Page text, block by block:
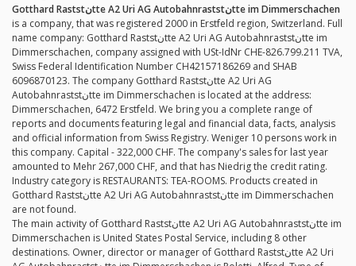
Gotthard Raststنtte A2 Uri AG Autobahnraststنtte im Dimmerschachen
is a company, that was registered 2000 in Erstfeld region, Switzerland. Full
name company: Gotthard Raststنtte A2 Uri AG Autobahnraststنtte im
Dimmerschachen, company assigned with USt-IdNr CHE-826.799.211 TVA,
Swiss Federal Identification Number CH42157186269 and SHAB
6096870123. The company Gotthard Raststنtte A2 Uri AG
Autobahnraststنtte im Dimmerschachen is located at the address:
Dimmerschachen, 6472 Erstfeld. We bring you a complete range of
reports and documents featuring legal and financial data, facts, analysis
and official information from Swiss Registry. Weniger 10 persons work in
this company. Capital - 322,000 CHF. The company's sales for last year
amounted to Mehr 267,000 CHF, and that has Niedrig the credit rating.
Industry category is RESTAURANTS: TEA-ROOMS. Products created in
Gotthard Raststنtte A2 Uri AG Autobahnraststنtte im Dimmerschachen
are not found.
The main activity of Gotthard Raststنtte A2 Uri AG Autobahnraststنtte im
Dimmerschachen is United States Postal Service, including 8 other
destinations. Owner, director or manager of Gotthard Raststنtte A2 Uri